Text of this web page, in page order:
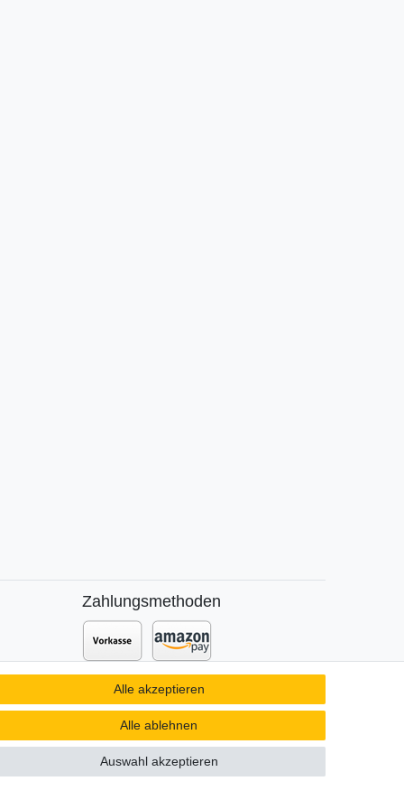
Zahlungsmethoden
Zusätzlich stehen SEPA
Kauf aufRechnung,Kreditkartewie
VISA oder MasterCard,
Giropayzur Verfügung.
Alle akzeptieren
Alle ablehnen
Auswahl akzeptieren